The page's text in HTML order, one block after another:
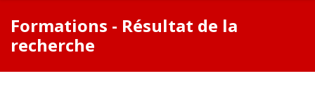
Formations - Résultat de la
recherche